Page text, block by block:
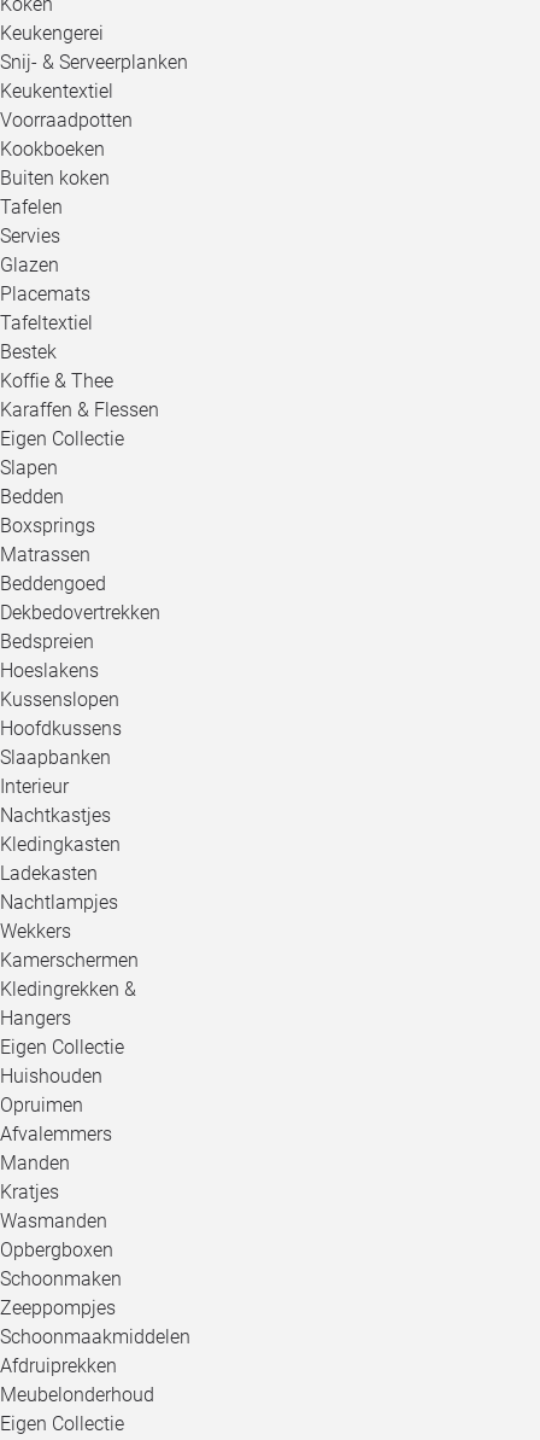
Keukengerei
Snij- & Serveerplanken
Keukentextiel
Voorraadpotten
Kookboeken
Buiten koken
Tafelen
Servies
Glazen
Placemats
Tafeltextiel
Bestek
Koffie & Thee
Karaffen & Flessen
Eigen Collectie
Slapen
Bedden
Boxsprings
Matrassen
Beddengoed
Dekbedovertrekken
Bedspreien
Hoeslakens
Kussenslopen
Hoofdkussens
Slaapbanken
Interieur
Nachtkastjes
Kledingkasten
Ladekasten
Nachtlampjes
Wekkers
Kamerschermen
Kledingrekken &
Hangers
Eigen Collectie
Huishouden
Opruimen
Afvalemmers
Manden
Kratjes
Wasmanden
Opbergboxen
Schoonmaken
Zeeppompjes
Schoonmaakmiddelen
Afdruiprekken
Meubelonderhoud
Eigen Collectie